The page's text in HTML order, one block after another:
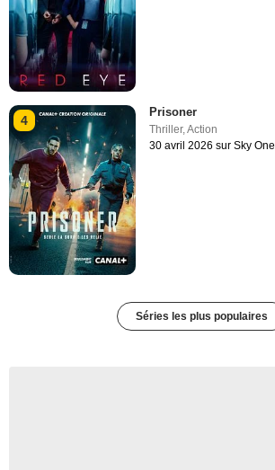
4
Prisoner
Thriller,Action
30 avril 2026 sur Sky One
Séries les plus populaires